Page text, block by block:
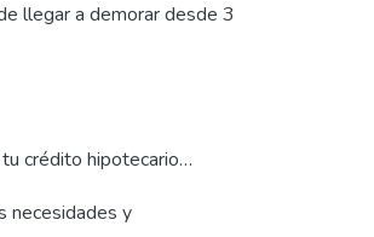
llegar a demorar desde 3
crédito hipotecario…
necesidades y